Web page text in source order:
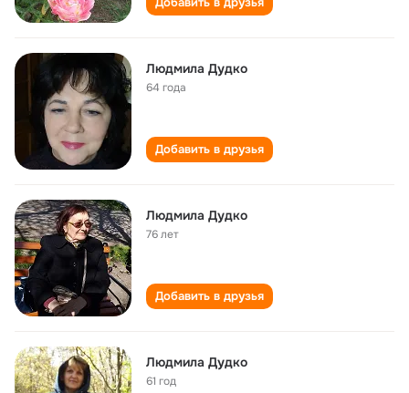
Людмила Дудко
64 года
Добавить в друзья
Людмила Дудко
76 лет
Добавить в друзья
Людмила Дудко
61 год